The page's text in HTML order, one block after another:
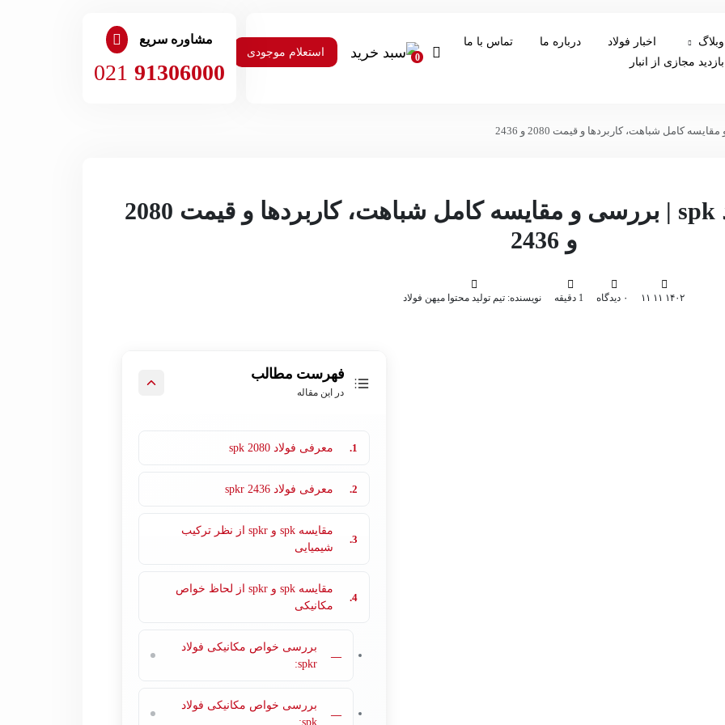
وبلاگ اخبار فولاد درباره ما
تماس با ما
بازدید مجازی از انبار
0 استعلام موجودی
مشاوره سریع
021 91306000
تفاوت فولاد spkr و فولاد spk | بررسی و مقایسه کامل شباهت‌، کاربردها و قیمت 2080
و 2436
۱۴۰۲ ۱۱ ۱۱ ۰ دیدگاه 1 دقیقه نویسنده: تیم تولید محتوا میهن فولاد
فهرست مطالب
در این مقاله
1. معرفی فولاد 2080 spk
2. معرفی فولاد 2436 spkr
3.
مقایسه spk و spkr از نظر ترکیب
شیمیایی
4.
مقایسه spk و spkr از لحاظ خواص
مکانیکی
—
بررسی خواص مکانیکی فولاد
spkr:
—
بررسی خواص مکانیکی فولاد
spk: